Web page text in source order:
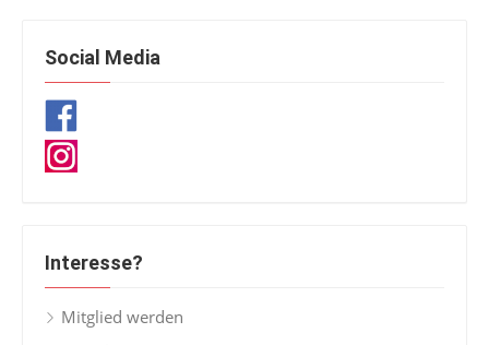
Social Media
Interesse?
Mitglied werden